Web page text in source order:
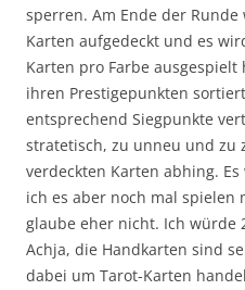
sperren. Am Ende der
Karten aufgedeckt und es
Karten pro Farbe
ihren Prestigepunkten
entsprechend Siegpunkte
stratetisch, zu unneu und zu
verdeckten Karten abhing.
ich es aber noch mal spielen
glaube eher nicht. Ich würde
Achja, die Handkarten sind
dabei um Tarot-Karten